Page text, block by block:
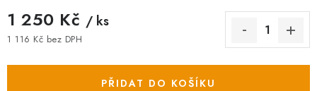
1 250 Kč / ks
1 116 Kč bez DPH
PŘIDAT DO KOŠÍKU